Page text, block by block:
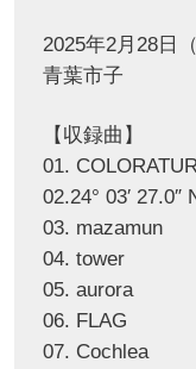
2025年2月28日（
青葉市子
【収録曲】
01.
02.24° 03′ 27.0″
03. mazamun
04. tower
05. aurora
06. FLAG
07. Cochlea